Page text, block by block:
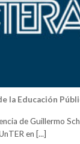
la Educación
de Guillermo
en [...]